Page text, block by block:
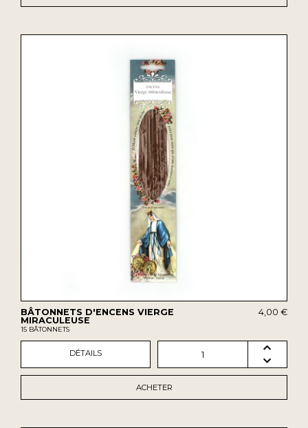
BÂTONNETS D'ENCENS VIERGE
MIRACULEUSE
15 BÂTONNETS
4,00 €
DÉTAILS 1
ACHETER